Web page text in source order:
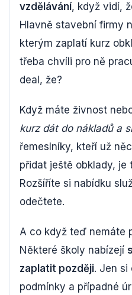
vzdělávání, když vidí,
Hlavně stavební firmy
kterým zaplatí kurz
třeba chvíli pro ně
deal, že?
Když máte živnost
kurz dát do nákladů a
řemeslníky, kteří už
přidat ještě obklady, je
Rozšíříte si nabídku
odečtete.
A co když teď nemáte
Některé školy nabízejí
zaplatit později. Jen si
podmínky a případné